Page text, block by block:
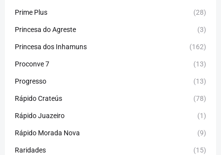
Prime Plus (28)
Princesa do Agreste (3)
Princesa dos Inhamuns (162)
Proconve 7 (13)
Progresso (13)
Rápido Crateús (78)
Rápido Juazeiro (1)
Rápido Morada Nova (9)
Raridades (15)